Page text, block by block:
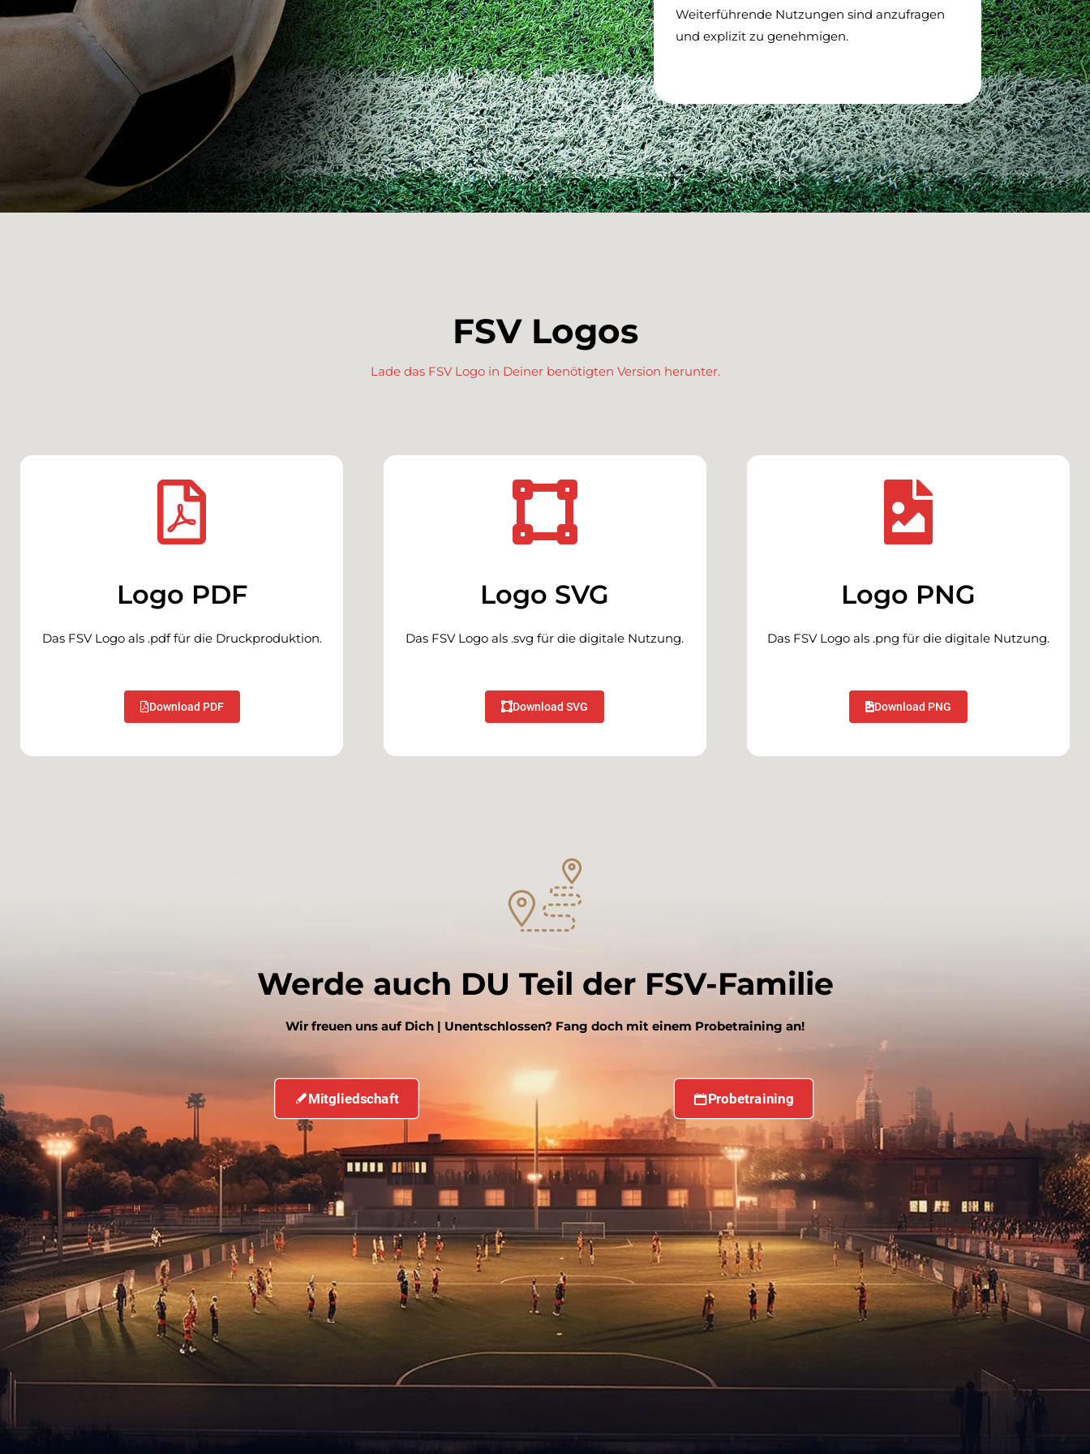
Weiterführende Nutzungen sind anzufragen
und explizit zu genehmigen.
FSV Logos
Lade das FSV Logo in Deiner benötigten Version herunter.
Logo PDF
Das FSV Logo als .pdf für die Druckproduktion.
Download PDF
Logo SVG
Das FSV Logo als .svg für die digitale Nutzung.
Download SVG
Logo PNG
Das FSV Logo als .png für die digitale Nutzung.
Download PNG
Werde auch DU Teil der FSV-Familie
Wir freuen uns auf Dich | Unentschlossen? Fang doch mit einem Probetraining an!
Mitgliedschaft Probetraining